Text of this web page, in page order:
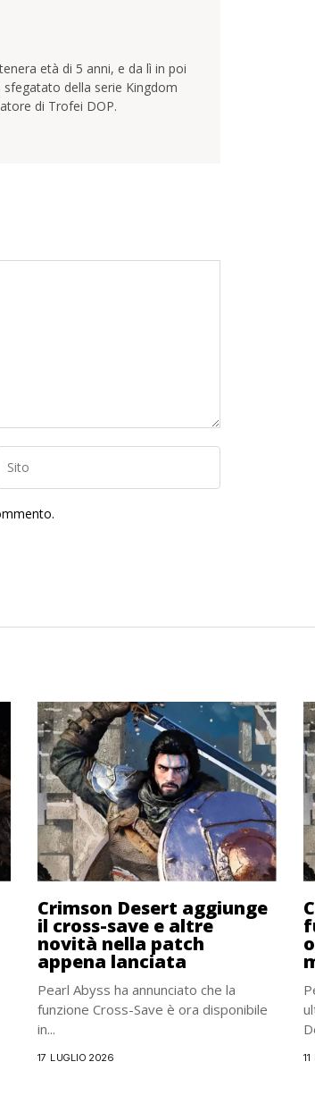
età di 5 anni, e da lì in poi
della serie Kingdom
di Trofei DOP.
Crimson Desert aggiunge
il cross-save e altre
novità nella patch
appena lanciata
Pearl Abyss ha annunciato che la
funzione Cross-Save è ora disponibile
in...
17 LUGLIO 2026